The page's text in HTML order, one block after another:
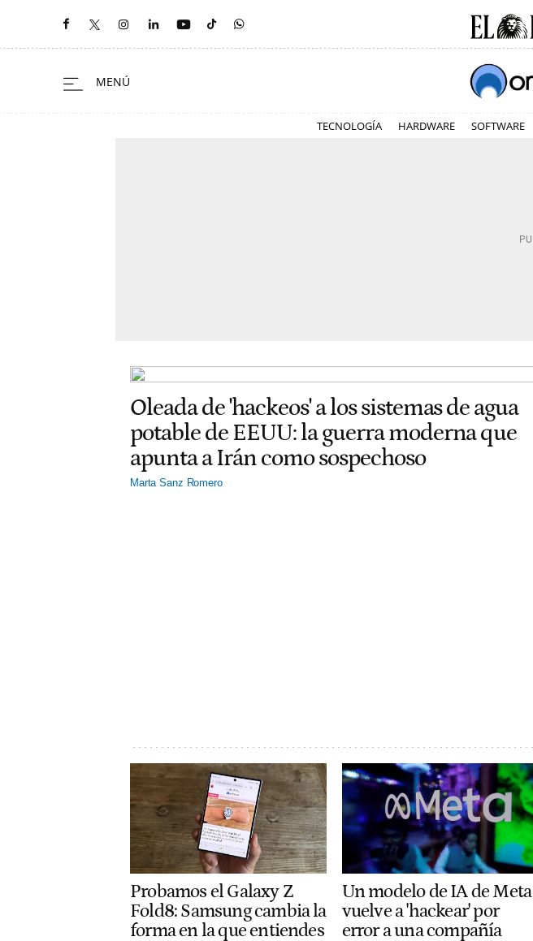
TECNOLOGÍA HARDWARE SOFTWARE
Oleada de 'hackeos' a los sistemas de agua
potable de EEUU: la guerra moderna que
apunta a Irán como sospechoso
Marta Sanz Romero
Probamos el Galaxy Z
Fold8: Samsung cambia la
forma en la que entiendes
Un modelo de IA de Meta
vuelve a 'hackear' por
error a una compañía